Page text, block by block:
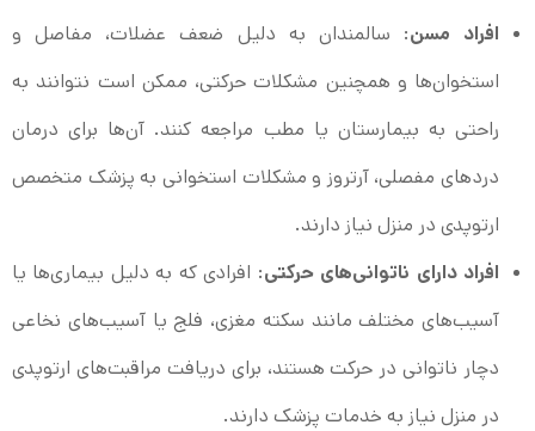
افراد مسن: سالمندان به دلیل ضعف عضلات، مفاصل و
استخوان‌ها و همچنین مشکلات حرکتی، ممکن است نتوانند به
راحتی به بیمارستان یا مطب مراجعه کنند. آن‌ها برای درمان
دردهای مفصلی، آرتروز و مشکلات استخوانی به پزشک متخصص
ارتوپدی در منزل نیاز دارند.
افراد دارای ناتوانی‌های حرکتی: افرادی که به دلیل بیماری‌ها یا
آسیب‌های مختلف مانند سکته مغزی، فلج یا آسیب‌های نخاعی
دچار ناتوانی در حرکت هستند، برای دریافت مراقبت‌های ارتوپدی
در منزل نیاز به خدمات پزشک دارند.